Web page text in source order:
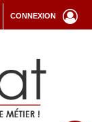
CONNEXION